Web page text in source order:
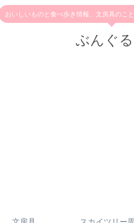
おいしいものと食べ歩き情報、文房具のこ
ぶんぐ